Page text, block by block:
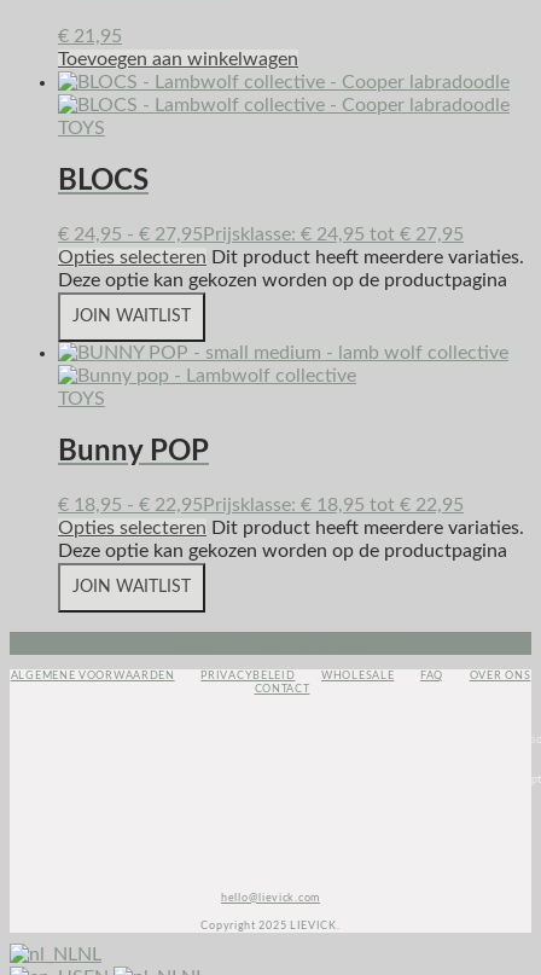
€ 21,95
Toevoegen aan winkelwagen
TOYS
BLOCS
€ 24,95 - € 27,95 Prijsklasse: € 24,95 tot € 27,95
Opties selecteren Dit product heeft meerdere variaties.
Deze optie kan gekozen worden op de productpagina
JOIN WAITLIST
TOYS
Bunny POP
€ 18,95 - € 22,95 Prijsklasse: € 18,95 tot € 22,95
Opties selecteren Dit product heeft meerdere variaties.
Deze optie kan gekozen worden op de productpagina
JOIN WAITLIST
ALGEMENE VOORWAARDEN PRIVACYBELEID WHOLESALE FAQ
OVER ONS
CONTACT
hello@lievick.com
Copyright 2025 LIEVICK.
NL